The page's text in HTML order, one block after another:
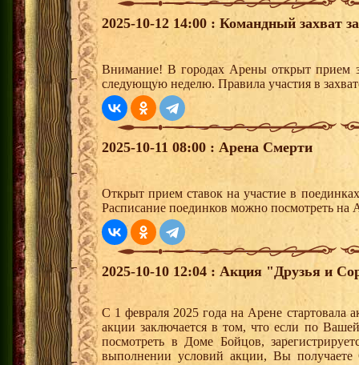
2025-10-12 14:00 : Командный захват
Внимание! В городах Арены открыт прием
следующую неделю. Правила участия в
2025-10-11 08:00 : Арена Смерти
Открыт прием ставок на участие в
Расписание поединков можно посмотреть на
2025-10-10 12:04 : Акция "Друзья и
С 1 февраля 2025 года на Арене стартовала
акции заключается в том, что если по
посмотреть в Доме Бойцов,
выполнении условий акции, Вы